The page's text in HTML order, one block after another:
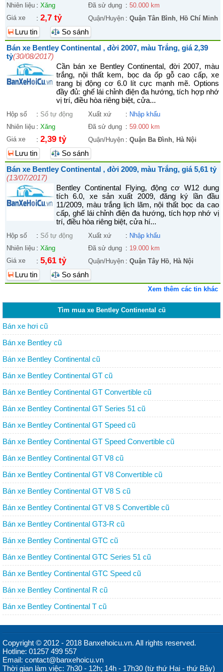
Nhiên liệu : Xăng Đã sử dụng : 50.000 km
Giá xe
: 2,7 tỷ Quận/Huyện : Quận Tân Bình, Hồ Chí Minh
Lưu tin
So sánh
Bán xe Bentley Continental , đời 2007, màu Trắng, giá 2,39
tỷ(30/08/2017)
Cần bán xe Bentley Continental, đời 2007, màu
trắng, nội thất kem, bọc da ốp gỗ cao cấp, xe
trang bị động cơ 6.0 lít cực mạnh mẽ. Options
đầy đủ: ghế lái chỉnh điện đa hướng, tích hợp nhớ
vị trí, điều hòa riêng biệt, cửa...
Hộp số : Số tự động Xuất xứ : Nhập khẩu
Nhiên liệu : Xăng Đã sử dụng : 59.000 km
Giá xe
: 2,39 tỷ Quận/Huyện : Quận Ba Đình, Hà Nội
Lưu tin
So sánh
Bán xe Bentley Continental , đời 2009, màu Trắng, giá 5,61 tỷ
(13/07/2017)
Bentley Continental Flying, động cơ W12 dung
tích 6.0, xe sản xuất 2009, đăng ký lần đầu
11/2009, màu trắng lịch lãm, nội thất bọc da cao
cấp, ghế lái chỉnh điện đa hướng, tích hợp nhớ vị
trí, điều hòa riêng biệt, cửa hí...
Hộp số : Số tự động Xuất xứ : Nhập khẩu
Nhiên liệu : Xăng Đã sử dụng : 19.000 km
Giá xe
: 5,61 tỷ Quận/Huyện : Quận Tây Hồ, Hà Nội
Lưu tin So sánh
Xem thêm các tin khác
Tìm mua xe Bentley Continental cũ
Bán xe hơi cũ
Bán xe Bentley cũ
Bán xe Bentley Continental cũ
Bán xe Bentley Continental GT cũ
Bán xe Bentley Continental GT Convertible cũ
Bán xe Bentley Continental GT Series 51 cũ
Bán xe Bentley Continental GT Speed cũ
Bán xe Bentley Continental GT Speed Convertible cũ
Bán xe Bentley Continental GT V8 cũ
Bán xe Bentley Continental GT V8 Convertible cũ
Bán xe Bentley Continental GT V8 S cũ
Bán xe Bentley Continental GT V8 S Convertible cũ
Bán xe Bentley Continental GT3-R cũ
Bán xe Bentley Continental GTC cũ
Bán xe Bentley Continental GTC Series 51 cũ
Bán xe Bentley Continental GTC Speed cũ
Bán xe Bentley Continental R cũ
Bán xe Bentley Continental T cũ
Copyright © 2012 - 2018 Banxehoicu.vn. All rights reserved.
Hotline: 01257 499 557
Email: contact@banxehoicu.vn
Thời gian làm việc: 7h30 - 12h; 14h - 17h30 (từ thứ Hai - thứ Bảy)